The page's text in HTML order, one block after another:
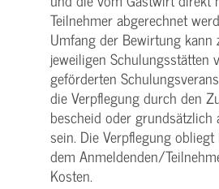
Teilnehmer abgerechnet
Umfang der Bewirtung kann
jeweiligen Schulungsstätten
geförderten
die Verpflegung durch den
bescheid oder grundsätzlich
sein. Die Verpflegung
dem Anmeldenden/­
Kosten.